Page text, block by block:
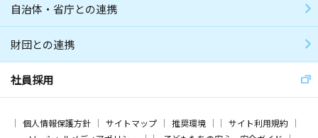
自治体・省庁との連携
財団との連携
社員採用
個人情報保護方針 サイトマップ 推奨環境
サイト利用規約